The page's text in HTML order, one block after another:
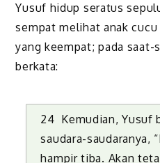
Yusuf hidup seratus
sempat melihat anak
yang keempat; pada saat-
berkata:
24 Kemudian, Yusuf
saudara-saudaranya,
hampir tiba. Akan